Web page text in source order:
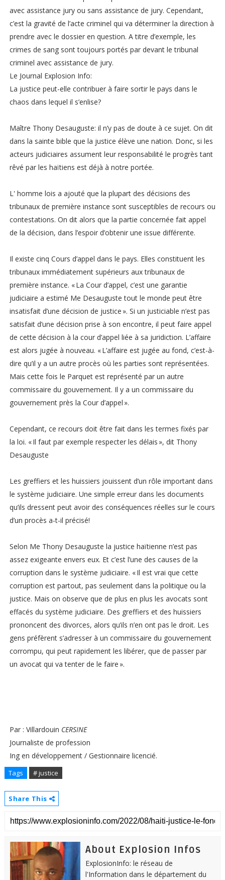
avec assistance jury ou sans assistance de jury. Cependant,
c’est la gravité de l’acte criminel qui va déterminer la direction à
prendre avec le dossier en question. A titre d’exemple, les
crimes de sang sont toujours portés par devant le tribunal
criminel avec assistance de jury.
Le Journal Explosion Info:
La justice peut-elle contribuer à faire sortir le pays dans le
chaos dans lequel il s’enlise?
Maître Thony Desauguste: il n’y pas de doute à ce sujet. On dit
dans la sainte bible que la justice élève une nation. Donc, si les
acteurs judiciaires assument leur responsabilité le progrès tant
rêvé par les haïtiens est déjà à notre portée.
L' homme lois a ajouté que la plupart des décisions des
tribunaux de première instance sont susceptibles de recours ou
contestations. On dit alors que la partie concernée fait appel
de la décision, dans l’espoir d’obtenir une issue différente.
Il existe cinq Cours d’appel dans le pays. Elles constituent les
tribunaux immédiatement supérieurs aux tribunaux de
première instance. « La Cour d’appel, c’est une garantie
judiciaire a estimé Me Desauguste tout le monde peut être
insatisfait d’une décision de justice ». Si un justiciable n’est pas
satisfait d’une décision prise à son encontre, il peut faire appel
de cette décision à la cour d’appel liée à sa juridiction. L’affaire
est alors jugée à nouveau. « L’affaire est jugée au fond, c’est-à-
dire qu’il y a un autre procès où les parties sont représentées.
Mais cette fois le Parquet est représenté par un autre
commissaire du gouvernement. Il y a un commissaire du
gouvernement près la Cour d’appel ».
Cependant, ce recours doit être fait dans les termes fixés par
la loi. « Il faut par exemple respecter les délais », dit Thony
Desauguste
Les greffiers et les huissiers jouissent d’un rôle important dans
le système judiciaire. Une simple erreur dans les documents
qu’ils dressent peut avoir des conséquences réelles sur le cours
d’un procès a-t-il précisé!
Selon Me Thony Desauguste la justice haïtienne n’est pas
assez exigeante envers eux. Et c’est l’une des causes de la
corruption dans le système judiciaire. « Il est vrai que cette
corruption est partout, pas seulement dans la politique ou la
justice. Mais on observe que de plus en plus les avocats sont
effacés du système judiciaire. Des greffiers et des huissiers
prononcent des divorces, alors qu’ils n’en ont pas le droit. Les
gens préfèrent s’adresser à un commissaire du gouvernement
corrompu, qui peut rapidement les libérer, que de passer par
un avocat qui va tenter de le faire ».
Par : Villardouin CERSINE
Journaliste de profession
Ing en développement / Gestionnaire licencié.
Tags # justice
Share This
About Explosion Infos
ExplosionInfo: le réseau de
l'Information dans le département du